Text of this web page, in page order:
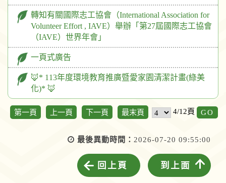
轉知有關國際志工協會（International Association for
Volunteer Effort , IAVE）舉辦「第27屆國際志工協會
（IAVE）世界年會」
一頁式廣告
🦊* 113年度環境教育推廣暨愛家園清潔計畫(綠美
化)* 🦊
第一頁 上一頁 下一頁 最末頁 4/12頁
最後異動時間： 2026-07-20 09:55:00
回上頁 到上面